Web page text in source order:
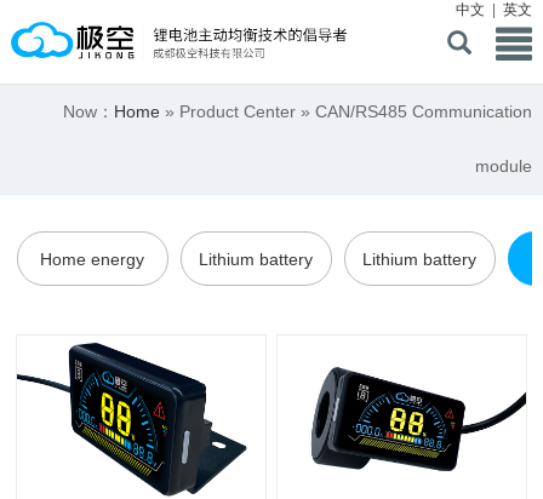
中文 |英文
Now： Home » Product Center » CAN/RS485 Communication
module
Home energy Lithium battery Lithium battery